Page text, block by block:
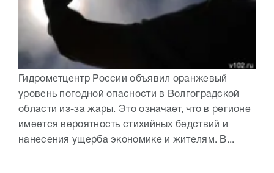
Гидрометцентр России объявил оранжевый
уровень погодной опасности в Волгоградской
области из-за жары. Это означает, что в регионе
имеется вероятность стихийных бедствий и
нанесения ущерба экономике и жителям. В...